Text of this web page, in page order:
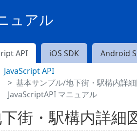
ュアル
API iOS SDK Android
JavaScript API
基本サンプル/地下街・駅構内詳
JavaScriptAPI マニュアル
街・駅構内詳細